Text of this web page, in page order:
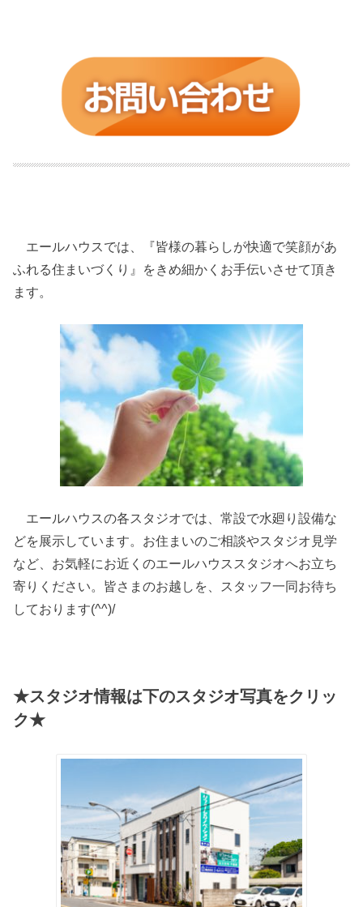
エールハウスでは、『皆様の暮らしが快適で笑顔があ
ふれる住まいづくり』をきめ細かくお手伝いさせて頂き
ます。
エールハウスの各スタジオでは、常設で水廻り設備な
どを展示しています。お住まいのご相談やスタジオ見学
など、お気軽にお近くのエールハウススタジオへお立ち
寄りください。皆さまのお越しを、スタッフ一同お待ち
しております(^^)/
★スタジオ情報は下のスタジオ写真をクリッ
ク★